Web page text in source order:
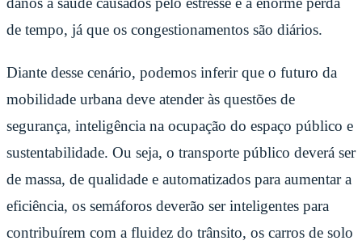
de tempo, já que os congestionamentos são diários.
Diante desse cenário, podemos inferir que o futuro da
mobilidade urbana deve atender às questões de
segurança, inteligência na ocupação do espaço público e
sustentabilidade. Ou seja, o transporte público deverá ser
de massa, de qualidade e automatizados para aumentar a
eficiência, os semáforos deverão ser inteligentes para
contribuírem com a fluidez do trânsito, os carros de solo